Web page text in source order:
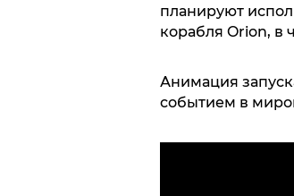
планируют
корабля Orion, в
Анимация
событием в